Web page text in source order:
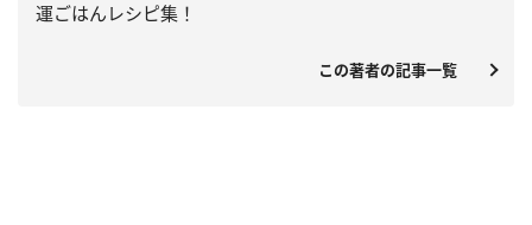
運ごはんレシピ集！
この著者の記事一覧